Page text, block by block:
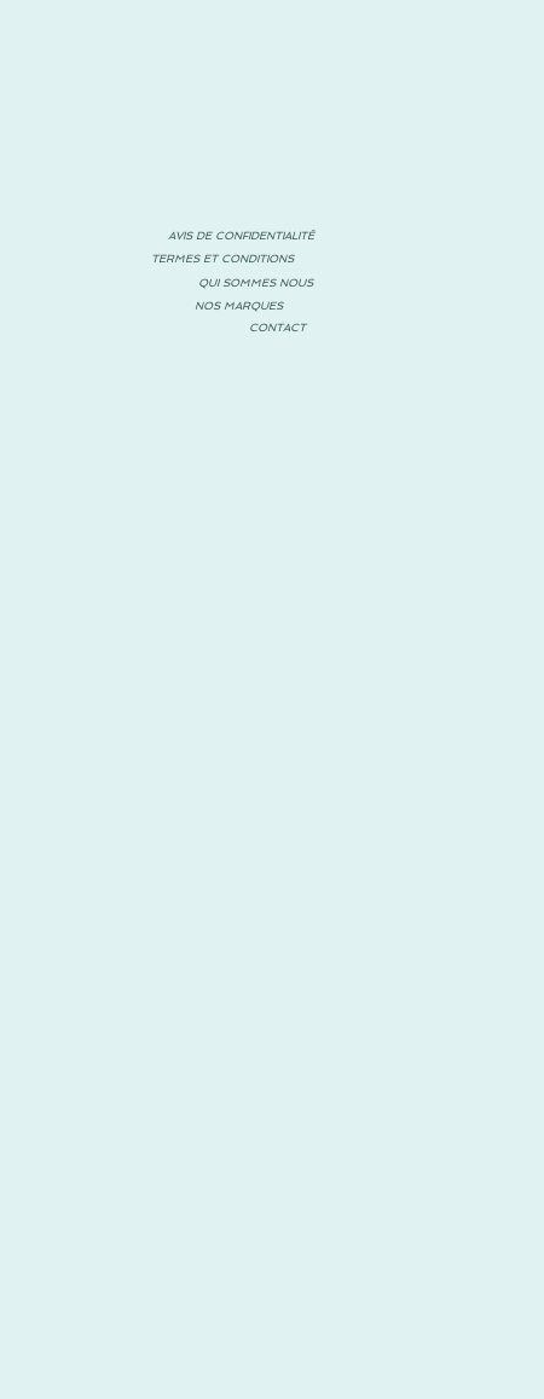
AVIS DE CONFIDENTIALITÉ
TERMES ET CONDITIONS
QUI SOMMES NOUS
NOS MARQUES
CONTACT